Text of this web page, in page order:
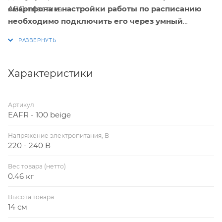
АБС-пластика.
смартфона и настройки работы по расписанию
необходимо подключить его через умный
Характеристики
Артикул
EAFR - 100 beige
Напряжение электропитания, В
220 - 240 В
Вес товара (нетто)
0.46 кг
Высота товара
14 см